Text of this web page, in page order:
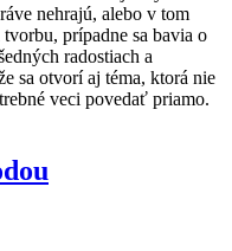
nehrajú, alebo v tom
prípadne sa bavia o
radostiach a
sa otvorí aj téma, ktorá nie
veci povedať priamo.